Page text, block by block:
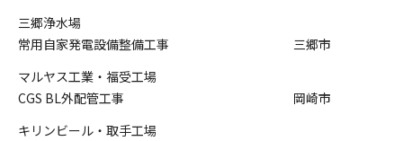
三郷浄水場
常用自家発電設備整備工事
三郷市
マルヤス工業・福受工場
CGS BL外配管工事
岡崎市
キリンビール・取手工場